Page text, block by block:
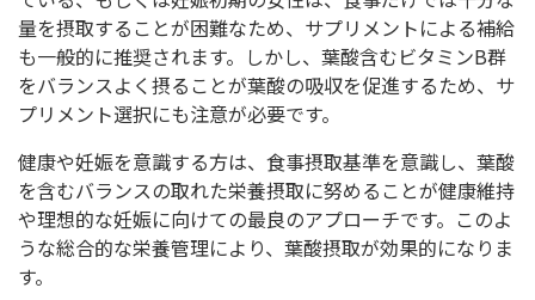
量を摂取することが困難なため、サプリメントによる補給
も一般的に推奨されます。しかし、葉酸含むビタミンB群
をバランスよく摂ることが葉酸の吸収を促進するため、サ
プリメント選択にも注意が必要です。
健康や妊娠を意識する方は、食事摂取基準を意識し、葉酸
を含むバランスの取れた栄養摂取に努めることが健康維持
や理想的な妊娠に向けての最良のアプローチです。このよ
うな総合的な栄養管理により、葉酸摂取が効果的になりま
す。